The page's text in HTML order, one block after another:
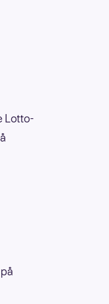
Lotto-